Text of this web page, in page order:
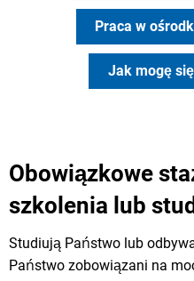
Praca w
Jak mogę
Obowiązkowe
szkolenia lub
Studiują Państwo lub
Państwo zobowiązani na